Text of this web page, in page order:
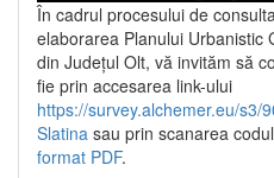
În cadrul procesului de
elaborarea Planului Urbanistic
din Județul Olt, vă invităm să
fie prin accesarea link-ului
https://survey.alchemer.eu/s3/
Slatina sau prin scanarea
format PDF.